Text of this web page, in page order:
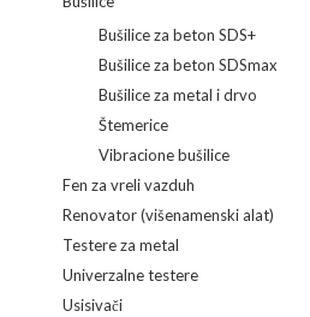
Bušilice za beton SDS+
Bušilice za beton SDSmax
Bušilice za metal i drvo
Štemerice
Vibracione bušilice
Fen za vreli vazduh
Renovator (višenamenski alat)
Testere za metal
Univerzalne testere
Usisivači